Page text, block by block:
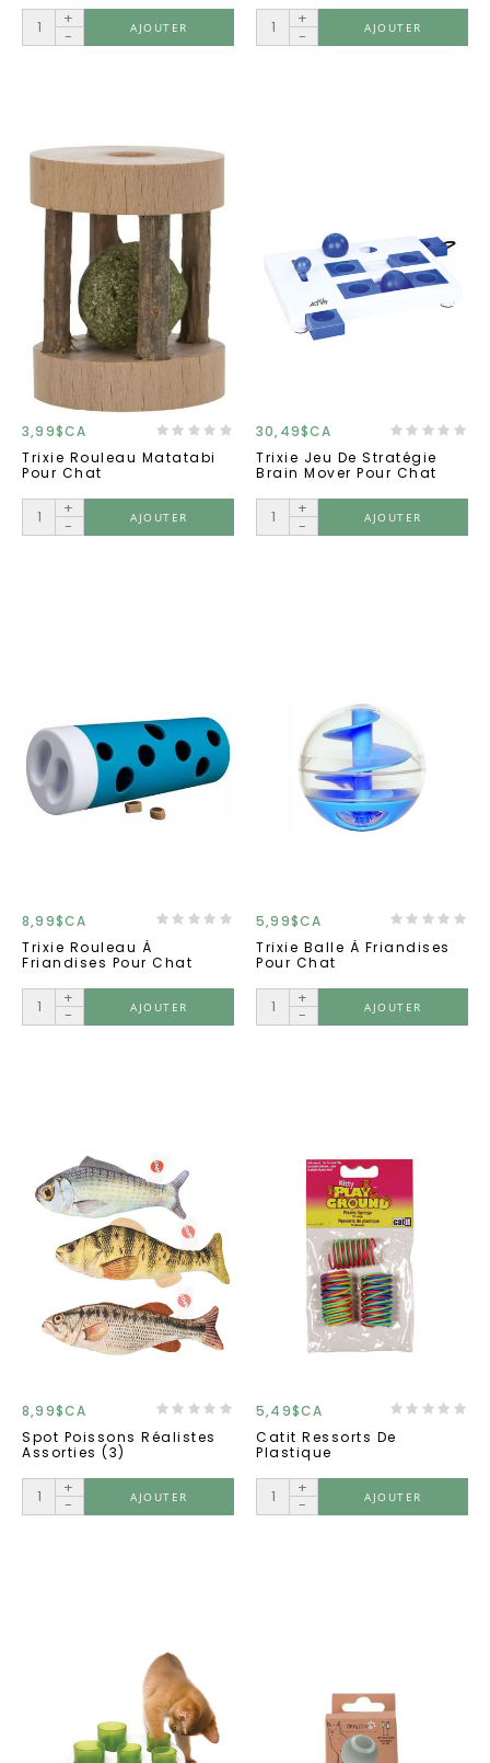
+
-
AJOUTER
+
-
AJOUTER
3,99$CA
Trixie Rouleau Matatabi
Pour Chat
+
-
AJOUTER
30,49$CA
Trixie Jeu De Stratégie
Brain Mover Pour Chat
+
-
AJOUTER
8,99$CA
Trixie Rouleau À
Friandises Pour Chat
+
-
AJOUTER
5,99$CA
Trixie Balle À Friandises
Pour Chat
+
-
AJOUTER
8,99$CA
Spot Poissons Réalistes
Assorties (3)
+
-
AJOUTER
5,49$CA
Catit Ressorts De
Plastique
+
-
AJOUTER